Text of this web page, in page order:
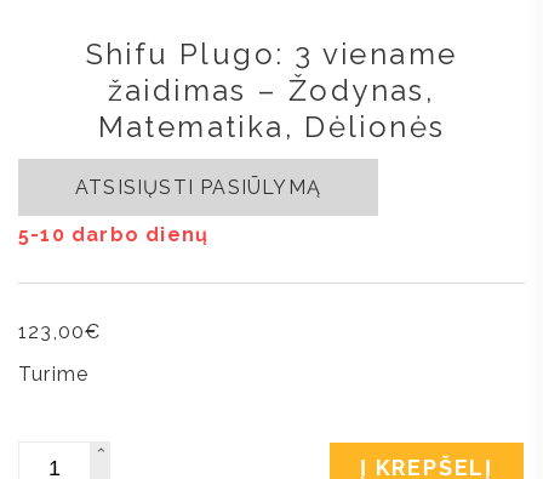
Shifu Plugo: 3 viename
žaidimas – Žodynas,
Matematika, Dėlionės
ATSISIŲSTI PASIŪLYMĄ
5-10 darbo dienų
123,00€
Turime
Į KREPŠELĮ